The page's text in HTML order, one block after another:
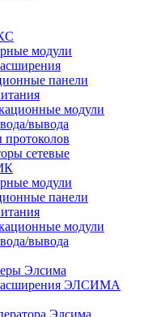
модули
панели
модули
вывода
сетевые
модули
панели
модули
вывода
Элсима
ЭЛСИМА
Элсима